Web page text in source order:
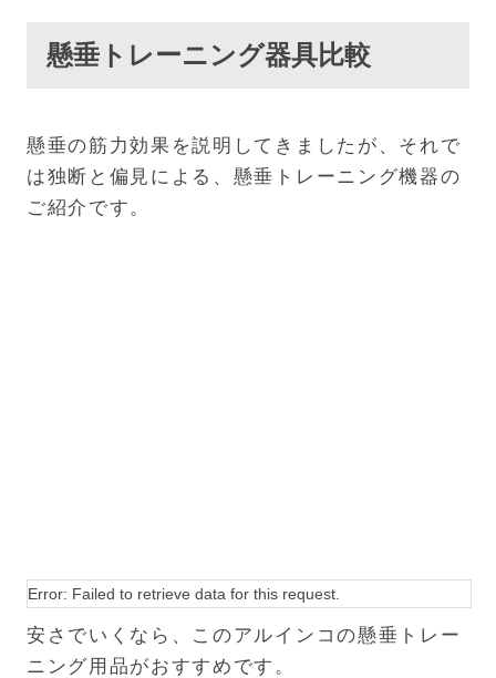
懸垂トレーニング器具比較
懸垂の筋力効果を説明してきましたが、それで
は独断と偏見による、懸垂トレーニング機器の
ご紹介です。
Error: Failed to retrieve data for this request.
安さでいくなら、このアルインコの懸垂トレー
ニング用品がおすすめです。